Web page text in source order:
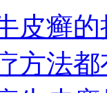
皮癣
方法